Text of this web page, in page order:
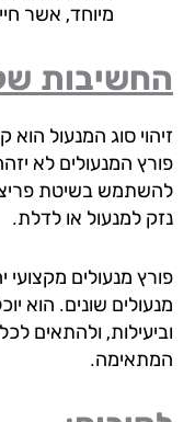
מיוחד, אשר חייב
של
סוג המנעול הוא
המנעולים לא יזהה את
בשיטת פריצה
למנעול או לדלת.
מנעולים מקצועי יהיה
שונים. הוא יוכל
ולהתאים לכל